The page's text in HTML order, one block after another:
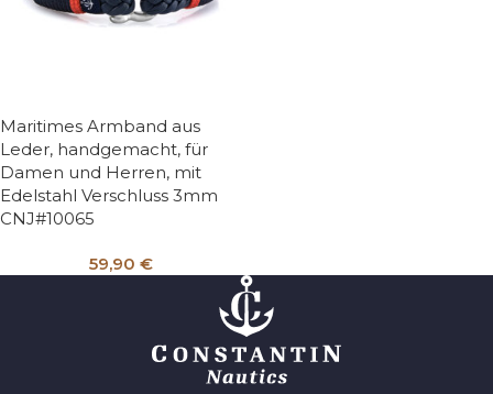
Maritimes Armband aus
Leder, handgemacht, für
Damen und Herren, mit
Edelstahl Verschluss 3mm
CNJ#10065
59,90 €